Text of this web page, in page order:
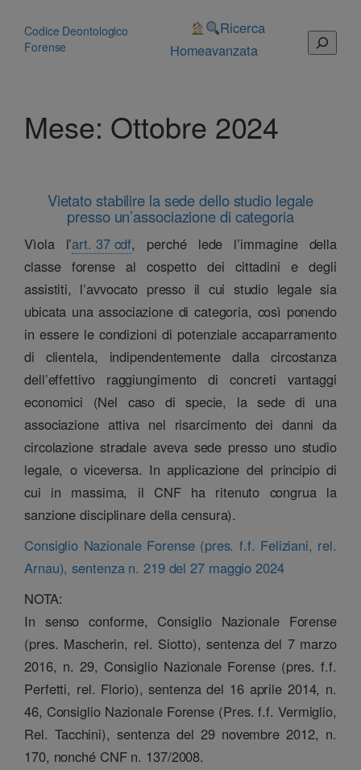
contenuto
Codice Deontologico
Forense
Home
Ricerca
avanzata
Cerca
Mese: Ottobre 2024
Vietato stabilire la sede dello studio legale
presso un’associazione di categoria
Vìola l’art. 37 cdf, perché lede l’immagine della
classe forense al cospetto dei cittadini e degli
assistiti, l’avvocato presso il cui studio legale sia
ubicata una associazione di categoria, così ponendo
in essere le condizioni di potenziale accaparramento
di clientela, indipendentemente dalla circostanza
dell’effettivo raggiungimento di concreti vantaggi
economici (Nel caso di specie, la sede di una
associazione attiva nel risarcimento dei danni da
circolazione stradale aveva sede presso uno studio
legale, o viceversa. In applicazione del principio di
cui in massima, il CNF ha ritenuto congrua la
sanzione disciplinare della censura).
Consiglio Nazionale Forense (pres. f.f. Feliziani, rel.
Arnau), sentenza n. 219 del 27 maggio 2024
NOTA:
In senso conforme, Consiglio Nazionale Forense
(pres. Mascherin, rel. Siotto), sentenza del 7 marzo
2016, n. 29, Consiglio Nazionale Forense (pres. f.f.
Perfetti, rel. Florio), sentenza del 16 aprile 2014, n.
46, Consiglio Nazionale Forense (Pres. f.f. Vermiglio,
Rel. Tacchini), sentenza del 29 novembre 2012, n.
170, nonché CNF n. 137/2008.